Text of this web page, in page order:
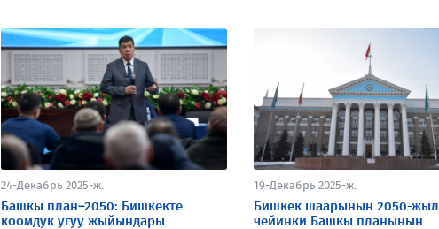
24-Декабрь 2025-ж.
Башкы план–2050: Бишкекте
коомдук угуу жыйындары
19-Декабрь 2025-ж.
Бишкек шаарынын 2050-
чейинки Башкы планынын